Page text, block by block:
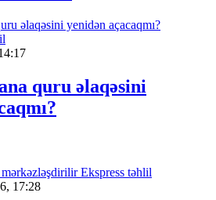
quru əlaqəsini
Ekspress təhlil
17:28